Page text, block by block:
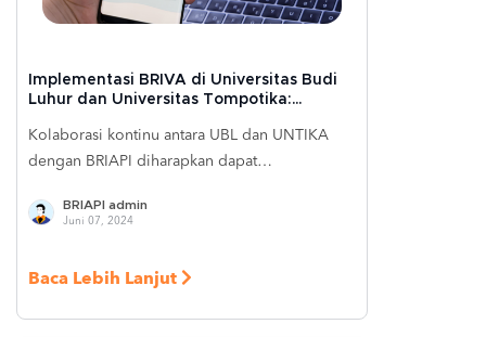
Implementasi BRIVA di Universitas Budi
Luhur dan Universitas Tompotika:
di Lingkungan Pendidikan
Kolaborasi kontinu antara UBL dan UNTIKA
dengan BRIAPI diharapkan dapat
digital, memastikan transaksi yang transparan
mendukung visi BRI dalam memperluas inklusi
keuangan di Indonesia, tetapi juga
BRIAPI admin
Juni 07, 2024
Baca Lebih Lanjut